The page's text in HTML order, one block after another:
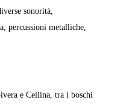
sonorità,
percussioni metalliche,
e Cellina, tra i boschi